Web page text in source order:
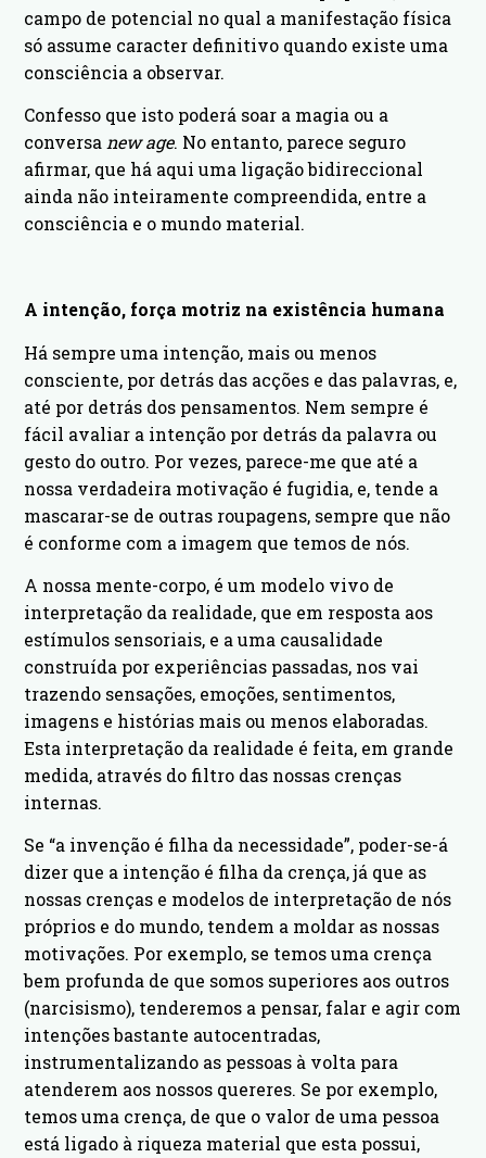
campo de potencial no qual a manifestação física
só assume caracter definitivo quando existe uma
consciência a observar.
Confesso que isto poderá soar a magia ou a
conversanew age. No entanto, parece seguro
afirmar, que há aqui uma ligação bidireccional
ainda não inteiramente compreendida, entre a
consciência e o mundo material.
A intenção, força motriz na existência humana
Há sempre uma intenção, mais ou menos
consciente, por detrás das acções e das palavras, e,
até por detrás dos pensamentos. Nem sempre é
fácil avaliar a intenção por detrás da palavra ou
gesto do outro. Por vezes, parece-me que até a
nossa verdadeira motivação é fugidia, e, tende a
mascarar-se de outras roupagens, sempre que não
é conforme com a imagem que temos de nós.
A nossa mente-corpo, é um modelo vivo de
interpretação da realidade, que em resposta aos
estímulos sensoriais, e a uma causalidade
construída por experiências passadas, nos vai
trazendo sensações, emoções, sentimentos,
imagens e histórias mais ou menos elaboradas.
Esta interpretação da realidade é feita, em grande
medida, através do filtro das nossas crenças
internas.
Se “a invenção é filha da necessidade”, poder-se-á
dizer que a intenção é filha da crença, já que as
nossas crenças e modelos de interpretação de nós
próprios e do mundo, tendem a moldar as nossas
motivações. Por exemplo, se temos uma crença
bem profunda de que somos superiores aos outros
(narcisismo), tenderemos a pensar, falar e agir com
intenções bastante autocentradas,
instrumentalizando as pessoas à volta para
atenderem aos nossos quereres. Se por exemplo,
temos uma crença, de que o valor de uma pessoa
está ligado à riqueza material que esta possui,